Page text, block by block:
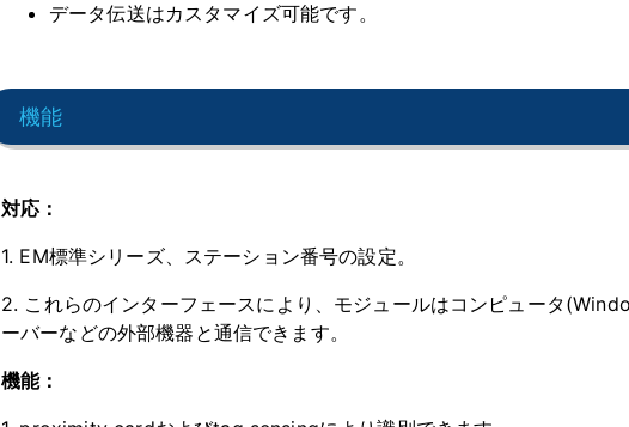
データ伝送はカスタマイズ可能です。
機能
対応：
1. EM標準シリーズ、ステーション番号の設定。
2. これらのインターフェースにより、モジュールはコンピュータ
ーバーなどの外部機器と通信できます。
機能：